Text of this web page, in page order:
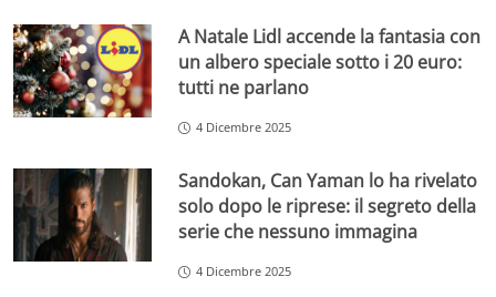
A Natale Lidl accende la fantasia con
un albero speciale sotto i 20 euro:
tutti ne parlano
4 Dicembre 2025
Sandokan, Can Yaman lo ha rivelato
solo dopo le riprese: il segreto della
serie che nessuno immagina
4 Dicembre 2025